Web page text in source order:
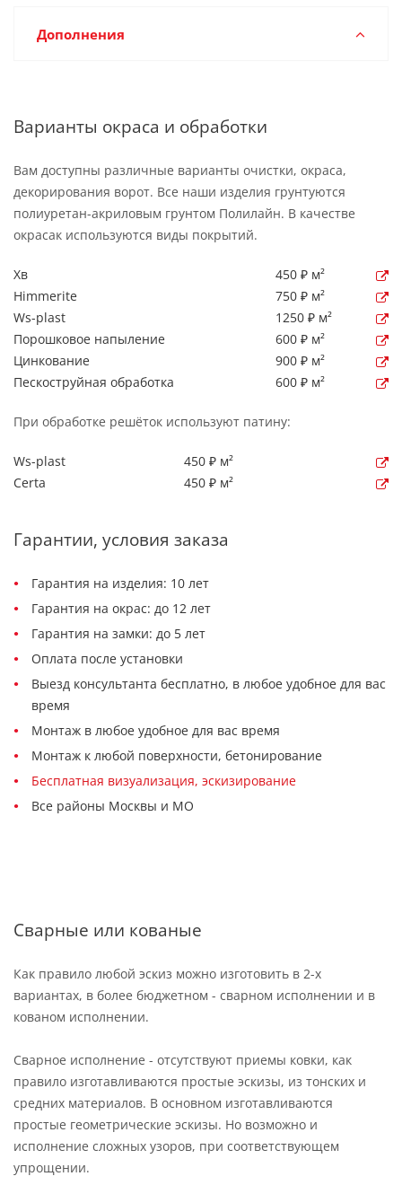
Дополнения
Варианты окраса и обработки
Вам доступны различные варианты очистки, окраса,
декорирования ворот. Все наши изделия грунтуются
полиуретан-акриловым грунтом Полилайн. В качестве
окрасак используются виды покрытий.
Хв
450 ₽ м²
Himmerite
750 ₽ м²
Ws-plast
1250 ₽ м²
Порошковое напыление
600 ₽ м²
Цинкование
900 ₽ м²
Пескоструйная обработка
600 ₽ м²
При обработке решёток используют патину:
Ws-plast
450 ₽ м²
Certa
450 ₽ м²
Гарантии, условия заказа
Гарантия на изделия: 10 лет
Гарантия на окрас: до 12 лет
Гарантия на замки: до 5 лет
Оплата после установки
Выезд консультанта бесплатно, в любое удобное для вас
время
Монтаж в любое удобное для вас время
Монтаж к любой поверхности, бетонирование
Бесплатная визуализация, эскизирование
Все районы Москвы и МО
Сварные или кованые
Как правило любой эскиз можно изготовить в 2-х
вариантах, в более бюджетном - сварном исполнении и в
кованом исполнении.
Сварное исполнение - отсутствуют приемы ковки, как
правило изготавливаются простые эскизы, из тонских и
средних материалов. В основном изготавливаются
простые геометрические эскизы. Но возможно и
исполнение сложных узоров, при соответствующем
упрощении.